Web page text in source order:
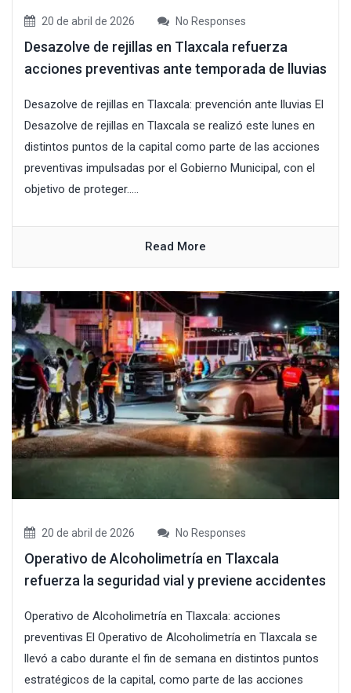
20 de abril de 2026 No Responses
Desazolve de rejillas en Tlaxcala refuerza
acciones preventivas ante temporada de lluvias
Desazolve de rejillas en Tlaxcala: prevención ante lluvias El
Desazolve de rejillas en Tlaxcala se realizó este lunes en
distintos puntos de la capital como parte de las acciones
preventivas impulsadas por el Gobierno Municipal, con el
objetivo de proteger.....
Read More
20 de abril de 2026 No Responses
Operativo de Alcoholimetría en Tlaxcala
refuerza la seguridad vial y previene accidentes
Operativo de Alcoholimetría en Tlaxcala: acciones
preventivas El Operativo de Alcoholimetría en Tlaxcala se
llevó a cabo durante el fin de semana en distintos puntos
estratégicos de la capital, como parte de las acciones